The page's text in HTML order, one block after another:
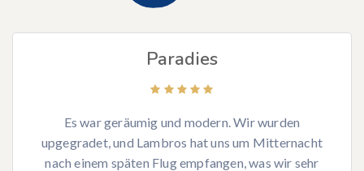
Paradies
Es war geräumig und modern. Wir wurden
upgegradet, und Lambros hat uns um Mitternacht
nach einem späten Flug empfangen, was wir sehr